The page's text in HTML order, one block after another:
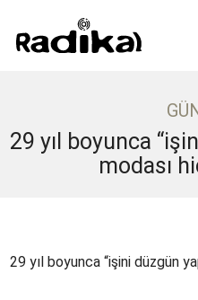
29 yıl boyunca
modası
29 yıl boyunca “işini düzgün